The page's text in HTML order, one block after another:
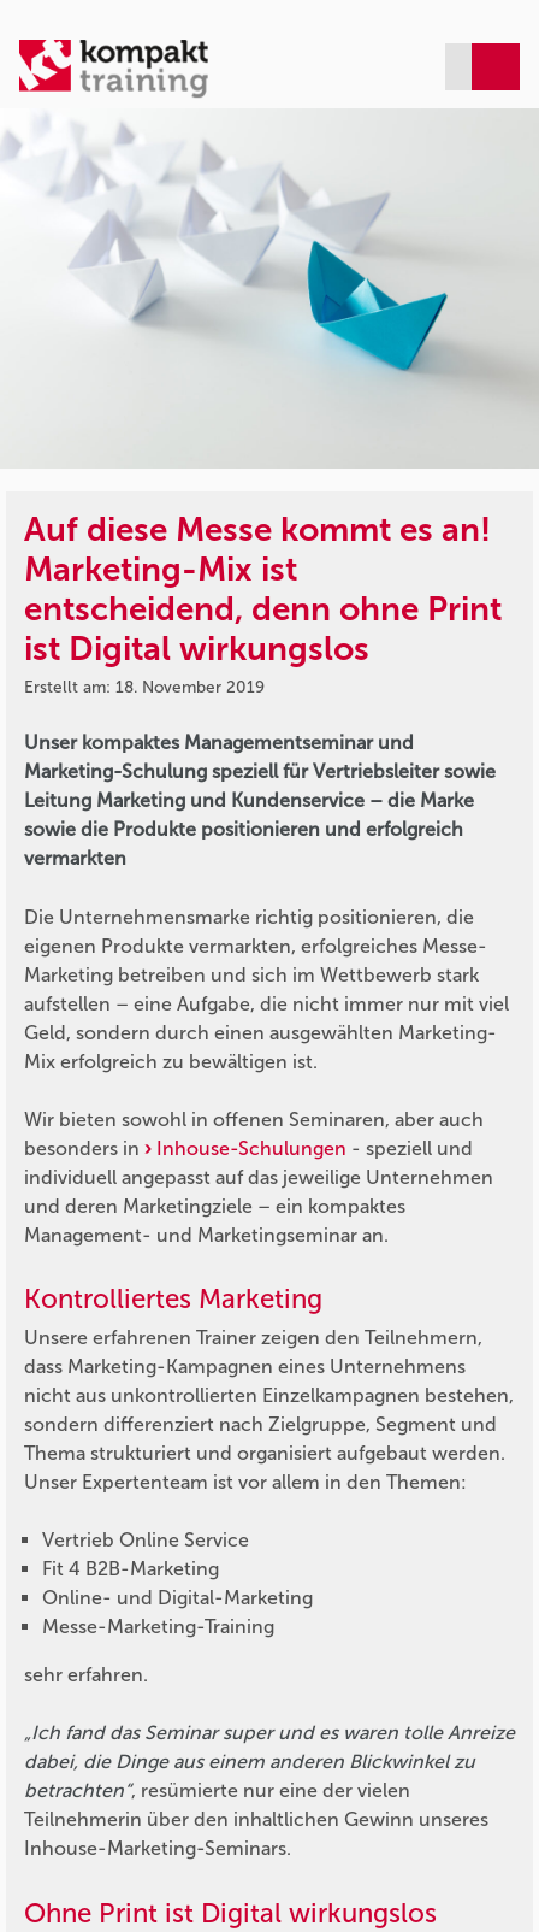
Auf diese Messe kommt es an!
Marketing-Mix ist
entscheidend, denn ohne Print
ist Digital wirkungslos
Erstellt am: 18. November 2019
Unser kompaktes Managementseminar und
Marketing-Schulung speziell für Vertriebsleiter sowie
Leitung Marketing und Kundenservice – die Marke
sowie die Produkte positionieren und erfolgreich
vermarkten
Die Unternehmensmarke richtig positionieren, die
eigenen Produkte vermarkten, erfolgreiches Messe-
Marketing betreiben und sich im Wettbewerb stark
aufstellen – eine Aufgabe, die nicht immer nur mit viel
Geld, sondern durch einen ausgewählten Marketing-
Mix erfolgreich zu bewältigen ist.
Wir bieten sowohl in offenen Seminaren, aber auch
besonders in
Inhouse-Schulungen - speziell und
individuell angepasst auf das jeweilige Unternehmen
und deren Marketingziele – ein kompaktes
Management- und Marketingseminar an.
Kontrolliertes Marketing
Unsere erfahrenen Trainer zeigen den Teilnehmern,
dass Marketing-Kampagnen eines Unternehmens
nicht aus unkontrollierten Einzelkampagnen bestehen,
sondern differenziert nach Zielgruppe, Segment und
Thema strukturiert und organisiert aufgebaut werden.
Unser Expertenteam ist vor allem in den Themen:
Vertrieb Online Service
Fit 4 B2B-Marketing
Online- und Digital-Marketing
Messe-Marketing-Training
sehr erfahren.
„Ich fand das Seminar super und es waren tolle Anreize
dabei, die Dinge aus einem anderen Blickwinkel zu
betrachten“, resümierte nur eine der vielen
Teilnehmerin über den inhaltlichen Gewinn unseres
Inhouse-Marketing-Seminars.
Ohne Print ist Digital wirkungslos